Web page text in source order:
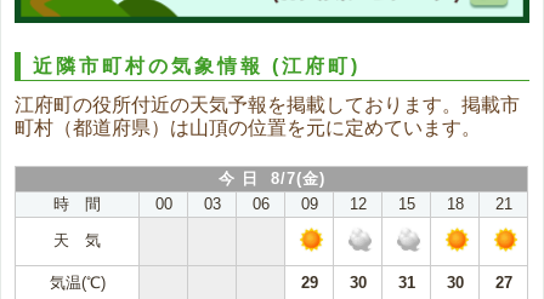
近隣市町村の気象情報(江府町)
江府町の役所付近の天気予報を掲載しております。掲載市
町村（都道府県）は山頂の位置を元に定めています。
今 日 8/7(金)
時 間
00 03 06 09 12 15 18
21
天 気
気温(℃) 29 30 31 30
27